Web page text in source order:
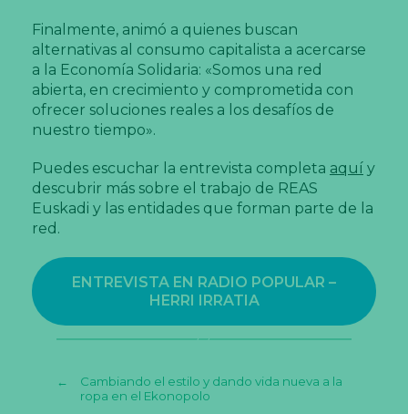
Finalmente, animó a quienes buscan
alternativas al consumo capitalista a acercarse
a la Economía Solidaria: «Somos una red
abierta, en crecimiento y comprometida con
ofrecer soluciones reales a los desafíos de
nuestro tiempo».
Puedes escuchar la entrevista completa aquí y
descubrir más sobre el trabajo de REAS
Euskadi y las entidades que forman parte de la
red.
ENTREVISTA EN RADIO POPULAR –
HERRI IRRATIA
←
Cambiando el estilo y dando vida nueva a la
ropa en el Ekonopolo